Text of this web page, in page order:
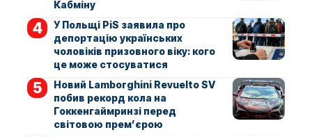
Кабміну
У Польщі PiS заявила про
депортацію українських
чоловіків призовного віку: кого
це може стосуватися
Новий Lamborghini Revuelto SV
побив рекорд кола на
Гоккенгаймринзі перед
світовою прем’єрою